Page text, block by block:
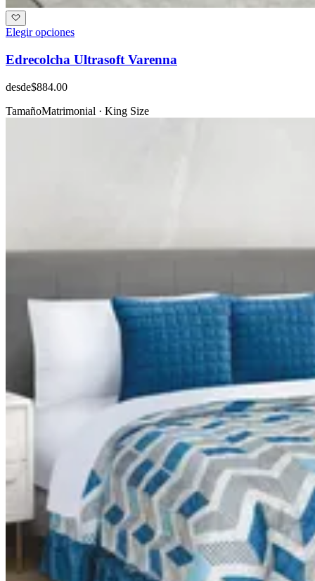
Elegir opciones
Edrecolcha Ultrasoft Varenna
desde$884.00
TamañoMatrimonial · King Size